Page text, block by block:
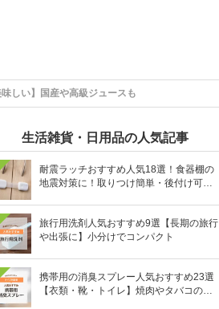
しい】国産や高級ジュースも
生活雑貨・日用品の人気記事
耐震ラッチおすすめ人気18選！食器棚の
地震対策に！取りつけ簡単・後付け可能
旅行用洗剤人気おすすめ9選【長期の旅行
や出張に】小分けでコンパクト
携帯用の消臭スプレー人気おすすめ23選
【衣類・靴・トイレ】焼肉やタバコのニ